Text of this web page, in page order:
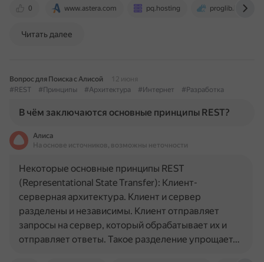
0 www.astera.com pq.hosting proglib.io
Читать далее
Вопрос для Поиска с Алисой
12 июня
#REST
#Принципы #Архитектура #Интернет #Разработка
В чём заключаются основные принципы REST?
Алиса
На основе источников, возможны неточности
Некоторые основные принципы REST
(Representational State Transfer): Клиент-
серверная архитектура. Клиент и сервер
разделены и независимы. Клиент отправляет
запросы на сервер, который обрабатывает их и
отправляет ответы. Такое разделение упрощает…